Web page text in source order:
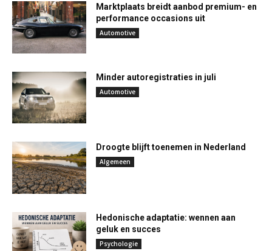
Marktplaats breidt aanbod premium- en
performance occasions uit
Automotive
Minder autoregistraties in juli
Automotive
Droogte blijft toenemen in Nederland
Algemeen
Hedonische adaptatie: wennen aan
geluk en succes
Psychologie